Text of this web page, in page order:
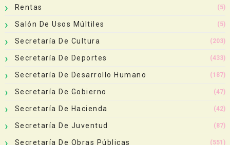
Rentas (5)
Salón De Usos Múltiles (5)
Secretaría De Cultura (203)
Secretaría De Deportes (433)
Secretaría De Desarrollo Humano (187)
Secretaría De Gobierno (47)
Secretaría De Hacienda (42)
Secretaría De Juventud (87)
Secretaría De Obras Públicas (551)